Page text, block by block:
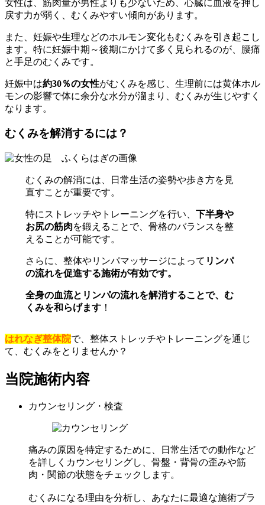
女性は、筋肉量が男性よりも少ないため、心臓に血液を押し
戻す力が弱く、むくみやすい傾向があります。
また、妊娠や生理などのホルモン変化もむくみを引き起こし
ます。特に妊娠中期～後期にかけて多く見られるのが、腰痛
と手足のむくみです。
妊娠中は約30％の女性がむくみを感じ、生理前には黄体ホル
モンの影響で体に余分な水分が溜まり、むくみが生じやすく
なります。
むくみを解消するには？
むくみの解消には、日常生活の姿勢や歩き方を見
直すことが重要です。
特にストレッチやトレーニングを行い、 下半身や
お尻の筋肉を鍛えることで、骨格のバランスを整
えることが可能です。
さらに、整体やリンパマッサージによって リンパ
の流れを促進する施術が有効です。
全身の血流とリンパの流れを解消することで、む
くみを和らげます！
はれなぎ整体院で、整体ストレッチやトレーニングを通じ
て、むくみをとりませんか？
当院施術内容
カウンセリング・検査
痛みの原因を特定するために、日常生活での動作など
を詳しくカウンセリングし、骨盤・背骨の歪みや筋
肉・関節の状態をチェックします。
むくみになる理由を分析し、あなたに最適な施術プラ